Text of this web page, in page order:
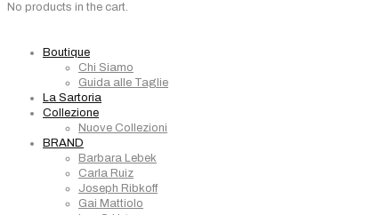
No products in the cart.
Boutique
Chi Siamo
Guida alle Taglie
La Sartoria
Collezione
Nuove Collezioni
BRAND
Barbara Lebek
Carla Ruiz
Joseph Ribkoff
Gai Mattiolo